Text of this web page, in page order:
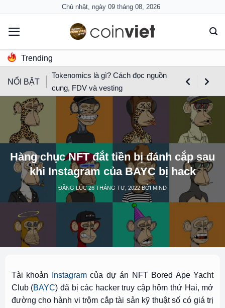
content
Chủ nhật, ngày 09 tháng 08, 2026
Trending
NỔI BẬT
Tokenomics là gì? Cách đọc nguồn
cung, FDV và vesting
Hàng chục NFT đắt tiền bị đánh cắp sau
khi Instagram của BAYC bị hack
ĐĂNG LÚC26 THÁNG TƯ, 2022BỞI MIND
Tài khoản Instagramcủa dự án NFT Bored Ape Yacht
Club (BAYC) đã bị các hacker truy cập hôm thứ Hai, mở
đường cho hành vi trộm cắp tài sản kỹ thuật số có giá trị